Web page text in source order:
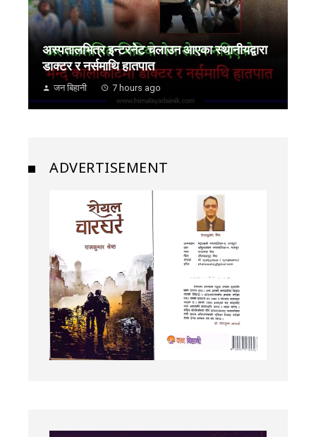
अस्पतालभित्र इन्टरनेट चलाउन आएका स्थानीयद्वारा
डाक्टर र नर्समाथि हातपात
जन बिहानी 7 hours ago
ADVERTISEMENT